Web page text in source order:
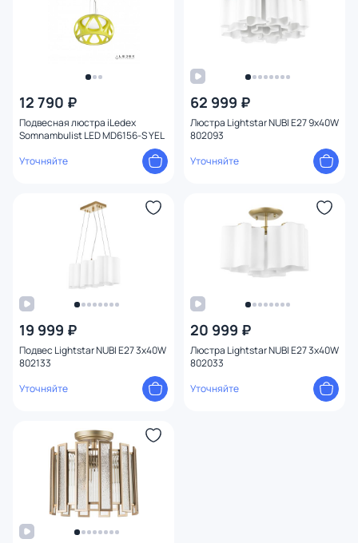
12 790 ₽
Подвесная люстра iLedex
Somnambulist LED MD6156-S YEL
Уточняйте
62 999 ₽
Люстра Lightstar NUBI E27 9х40W
802093
Уточняйте
19 999 ₽
Подвес Lightstar NUBI E27 3х40W
802133
Уточняйте
20 999 ₽
Люстра Lightstar NUBI E27 3х40W
802033
Уточняйте